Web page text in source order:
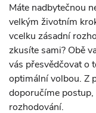
Máte nadbytečnou
velkým životním
vcelku zásadní
zkusíte sami? Obě
vás přesvědčovat o
optimální volbou. Z
doporučíme
rozhodování.